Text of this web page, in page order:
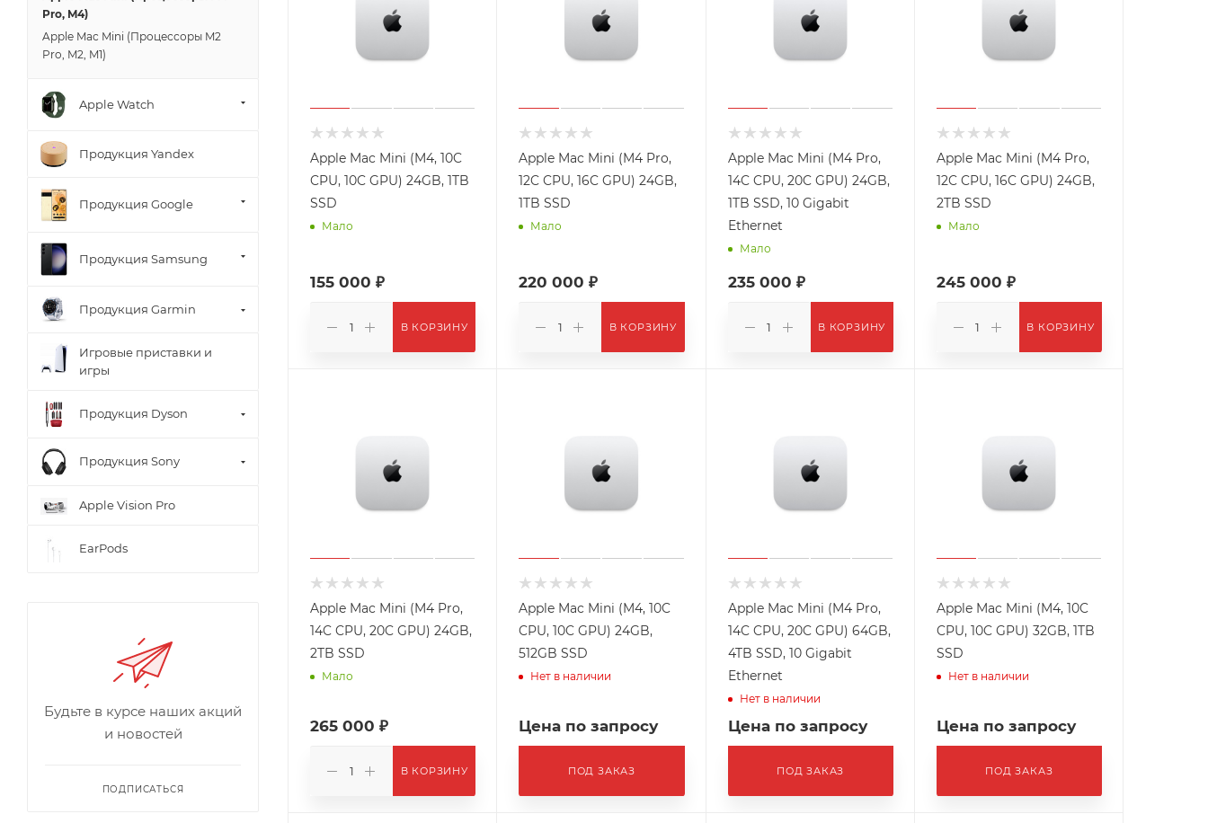
Apple Mac Mini (M4, 10C
CPU, 10C GPU) 24GB, 1TB
SSD
Мало
155 000 ₽
В КОРЗИНУ
Apple Mac Mini (M4 Pro,
12C CPU, 16C GPU) 24GB,
1TB SSD
Мало
220 000 ₽
В КОРЗИНУ
Apple Mac Mini (M4 Pro,
14C CPU, 20C GPU) 24GB,
1TB SSD, 10 Gigabit
Ethernet
Мало
235 000 ₽
В КОРЗИНУ
Apple Mac Mini (M4 Pro,
12C CPU, 16C GPU) 24GB,
2TB SSD
Мало
245 000 ₽
В КОРЗИНУ
Apple Mac Mini (M4 Pro,
14C CPU, 20C GPU) 24GB,
2TB SSD
Мало
265 000 ₽
В КОРЗИНУ
Apple Mac Mini (M4, 10C
CPU, 10C GPU) 24GB,
512GB SSD
Нет в наличии
Цена по запросу
ПОД ЗАКАЗ
Apple Mac Mini (M4 Pro,
14C CPU, 20C GPU) 64GB,
4TB SSD, 10 Gigabit
Ethernet
Нет в наличии
Цена по запросу
ПОД ЗАКАЗ
Apple Mac Mini (M4, 10C
CPU, 10C GPU) 32GB, 1TB
SSD
Нет в наличии
Цена по запросу
ПОД ЗАКАЗ
Pro, M4)
Apple Mac Mini (Процессоры M2
Pro, M2, M1)
Apple Watch
Продукция Yandex
Продукция Google
Продукция Samsung
Продукция Garmin
Игровые приставки и
игры
Продукция Dyson
Продукция Sony
Apple Vision Pro
EarPods
Будьте в курсе наших акций
и новостей
ПОДПИСАТЬСЯ